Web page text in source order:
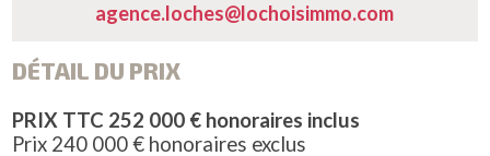
agence.loches@lochoisimmo.com
DÉTAIL DU PRIX
PRIX TTC 252 000 € honoraires inclus
Prix 240 000 € honoraires exclus